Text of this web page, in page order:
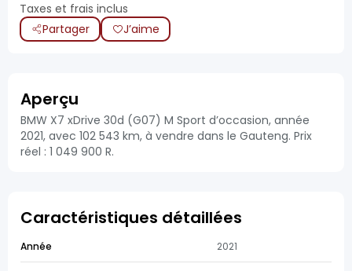
Taxes et frais inclus
Partager
J’aime
Aperçu
BMW X7 xDrive 30d (G07) M Sport d’occasion, année
2021, avec 102 543 km, à vendre dans le Gauteng. Prix
réel : 1 049 900 R.
Caractéristiques détaillées
Année 2021